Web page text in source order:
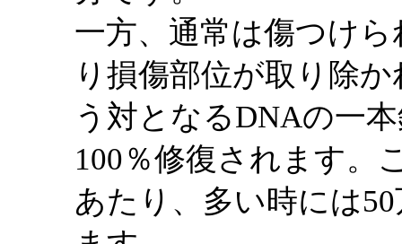
一方、通常は傷つけ
り損傷部位が取り除
う対となるDNAの一
100％修復されます。
あたり、多い時には